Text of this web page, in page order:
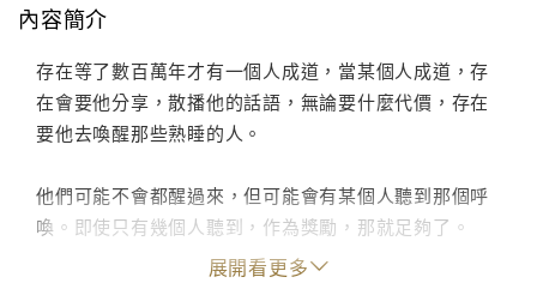
內容簡介
存在等了數百萬年才有一個人成道，當某個人成道，存
在會要他分享，散播他的話語，無論要什麼代價，存在
要他去喚醒那些熟睡的人。
他們可能不會都醒過來，但可能會有某個人聽到那個呼
喚。即使只有幾個人聽到，作為獎勵，那就足夠了。
展開看更多